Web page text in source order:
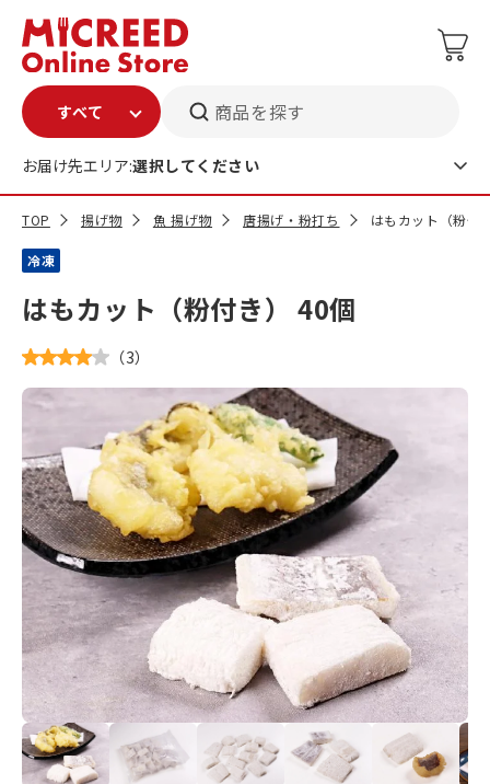
商品を探す
お届け先エリア:選択してください
TOP 揚げ物 魚 揚げ物 唐揚げ・粉打ち はもカット（粉付
冷凍
はもカット（粉付き） 40個
（3）